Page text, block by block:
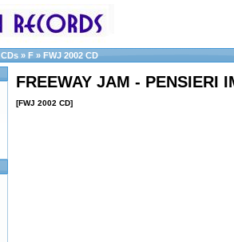
CDs » F » FWJ 2002 CD
FREEWAY JAM - PENSIERI
[FWJ 2002 CD]